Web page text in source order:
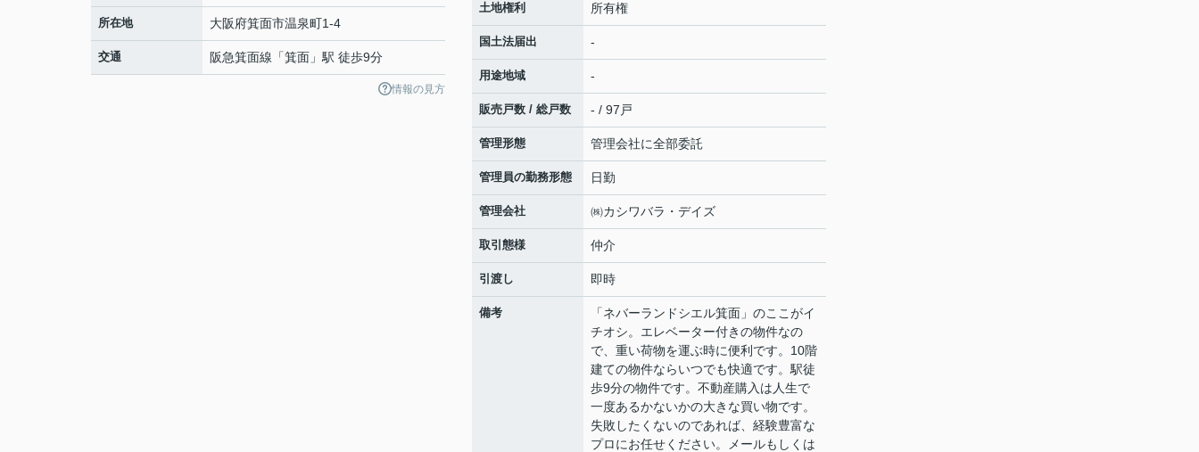
所在地 大阪府箕面市温泉町1-4
交通 阪急箕面線 「箕面 」駅 徒歩9分
情報の見方
土地権利 所有権
国土法届出 -
用途地域 -
販売戸数 / 総戸数 - / 97戸
管理形態 管理会社に全部委託
管理員の勤務形態 日勤
管理会社 ㈱カシワバラ・デイズ
取引態様 仲介
引渡し 即時
備考
「ネバーランドシエル箕面」のここがイ
チオシ。エレベーター付きの物件なの
で、重い荷物を運ぶ時に便利です。10階
建ての物件ならいつでも快適です。駅徒
歩9分の物件です。不動産購入は人生で
一度あるかないかの大きな買い物です。
失敗したくないのであれば、経験豊富な
プロにお任せください。メールもしくは